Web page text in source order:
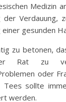
Medizin
der Verdauung,
gesunden
zu betonen,
Rat zu
oder
Tees sollte
werden.